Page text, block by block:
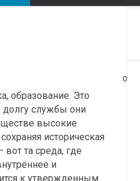
0
образование. Это
долгу службы они
высокие
историческая
та среда, где
и
к утвержденным